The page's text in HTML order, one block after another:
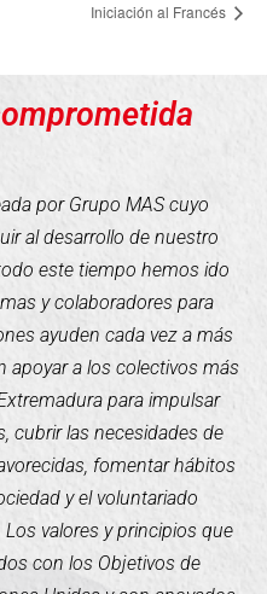
Iniciación al Francés
por Grupo MAS cuyo
al desarrollo de nuestro
este tiempo hemos ido
y colaboradores para
ayuden cada vez a más
apoyar a los colectivos más
para impulsar
cubrir las necesidades de
fomentar hábitos
y el voluntariado
valores y principios que
con los Objetivos de